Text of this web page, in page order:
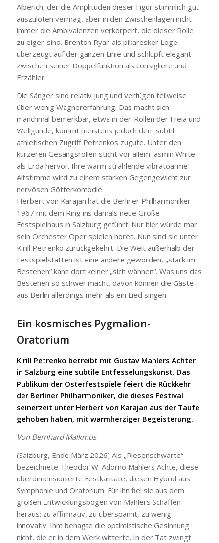
Alberich, der die Amplituden dieser Figur stimmlich gut
auszuloten vermag, aber in den Zwischenlagen nicht
immer die Ambivalenzen verkörpert, die dieser Rolle
zu eigen sind. Brenton Ryan als pikaresker Loge
überzeugt auf der ganzen Linie und schlüpft elegant
zwischen seiner Doppelfunktion als consigliere und
Erzähler.
Die Sänger sind relativ jung und verfügen teilweise
über wenig Wagnererfahrung. Das macht sich
manchmal bemerkbar, etwa in den Rollen der Freia und
Wellgunde, kommt meistens jedoch dem subtil
athletischen Zugriff Petrenkos zugute. Unter den
kürzeren Gesangsrollen sticht vor allem Jasmin White
als Erda hervor. Ihre warm strahlende vibratoarme
Altstimme wird zu einem starken Gegengewicht zur
nervösen Götterkomödie.
Herbert von Karajan hat die Berliner Philharmoniker
1967 mit dem Ring ins damals neue Große
Festspielhaus in Salzburg geführt. Nur hier würde man
sein Orchester Oper spielen hören. Nun sind sie unter
Kirill Petrenko zurückgekehrt. Die Welt außerhalb der
Festspielstätten ist eine andere geworden, „stark im
Bestehen“ kann dort keiner „sich wähnen“. Was uns das
Bestehen so schwer macht, davon können die Gäste
aus Berlin allerdings mehr als ein Lied singen.
Ein kosmisches Pygmalion-
Oratorium
Kirill Petrenko betreibt mit Gustav Mahlers Achter
in Salzburg eine subtile Entfesselungskunst. Das
Publikum der Osterfestspiele feiert die Rückkehr
der Berliner Philharmoniker, die dieses Festival
seinerzeit unter Herbert von Karajan aus der Taufe
gehoben haben, mit warmherziger Begeisterung.
Von Bernhard Malkmus
(Salzburg, Ende März 2026) Als „Riesenschwarte“
bezeichnete Theodor W. Adorno Mahlers Achte, diese
überdimensionierte Festkantate, diesen Hybrid aus
Symphonie und Oratorium. Für ihn fiel sie aus dem
großen Entwicklungsbogen von Mahlers Schaffen
heraus: zu affirmativ, zu überspannt, zu wenig
innovativ. Ihm behagte die optimistische Gesinnung
nicht, die er in dem Werk witterte. In der Tat zwingt